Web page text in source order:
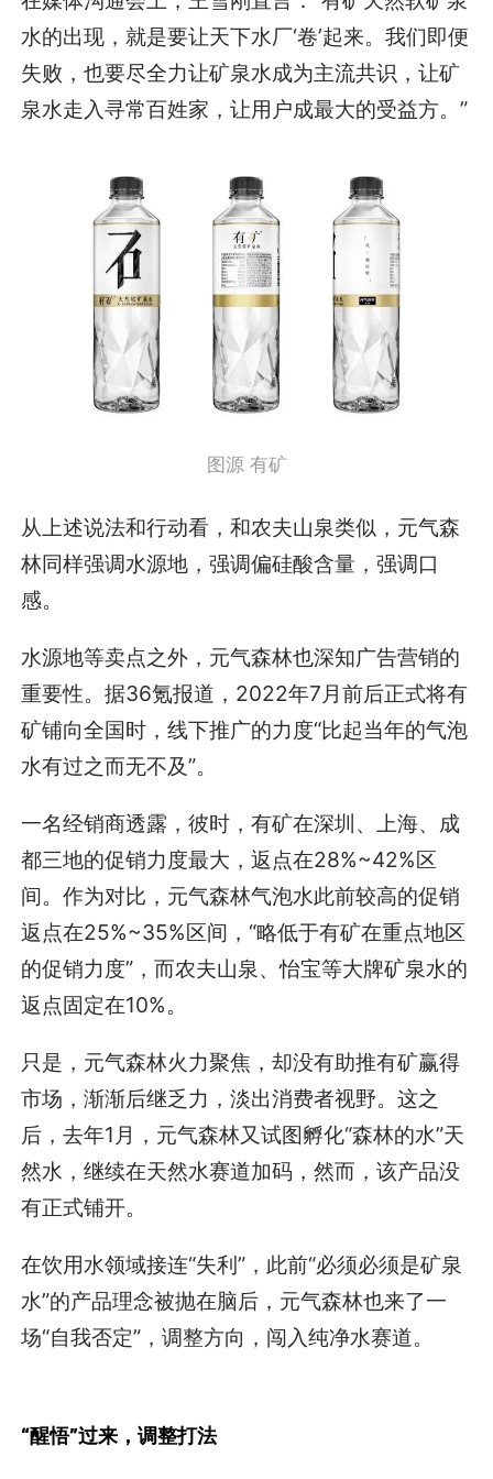
水的出现，就是要让天下水厂‘卷’起来。我们即便
失败，也要尽全力让矿泉水成为主流共识，让矿
泉水走入寻常百姓家，让用户成最大的受益方。”
图源 有矿
从上述说法和行动看，和农夫山泉类似，元气森
林同样强调水源地，强调偏硅酸含量，强调口
感。
水源地等卖点之外，元气森林也深知广告营销的
重要性。据36氪报道，2022年7月前后正式将有
矿铺向全国时，线下推广的力度“比起当年的气泡
水有过之而无不及”。
一名经销商透露，彼时，有矿在深圳、上海、成
都三地的促销力度最大，返点在28%~42%区
间。作为对比，元气森林气泡水此前较高的促销
返点在25%~35%区间，“略低于有矿在重点地区
的促销力度”，而农夫山泉、怡宝等大牌矿泉水的
返点固定在10%。
只是，元气森林火力聚焦，却没有助推有矿赢得
市场，渐渐后继乏力，淡出消费者视野。这之
后，去年1月，元气森林又试图孵化“森林的水”天
然水，继续在天然水赛道加码，然而，该产品没
有正式铺开。
在饮用水领域接连“失利”，此前“必须必须是矿泉
水”的产品理念被抛在脑后，元气森林也来了一
场“自我否定”，调整方向，闯入纯净水赛道。
“醒悟”过来，调整打法